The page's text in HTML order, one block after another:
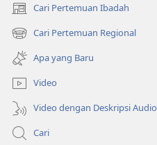
Cari Pertemuan Ibadah
(terbuka
di
window
baru)
Cari Pertemuan Regional
(terbuka
di
window
baru)
Apa yang Baru
Video
Video dengan Deskripsi Audio
Cari